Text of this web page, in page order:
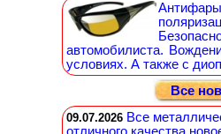
автомобилиста.
условиях. А также с
Все
09.07.2026 Все